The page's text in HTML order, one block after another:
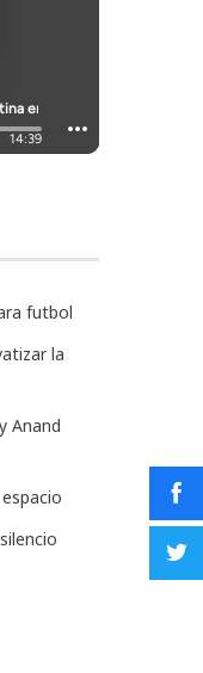
futbol
la
Anand